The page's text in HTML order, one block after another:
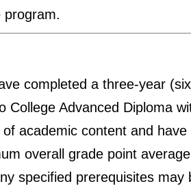
program.
completed a three-year (six
College Advanced Diploma
academic content and have
overall grade point
specified prerequisites may